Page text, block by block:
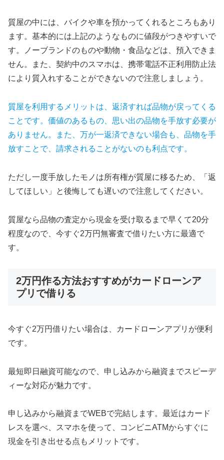
質屋の中には、バイクや車を預かってくれるところもあり
ます。基本的には上記のようなものに値段がつきやすいで
す。ノーブランドのものや動物・食品などは、預入できま
せん。また、契約中のスマホは、携帯電話不正利用防止法
により質入れすることができないので注意しましょう。
質屋を利用するメリットは、返済すれば品物が戻ってくる
ことです。価値のあるもの、思い出の品物を手放す必要が
ありません。また、万が一返済できない場合も、品物を手
放すことで、請求されることがないのも利点です。
ただし一度手放したモノは所有権が質屋に移るため、「返
してほしい」と後悔しても遅いので注意してください。
質屋なら品物の査定から現金を受け取るまで早くて20分
程度なので、今すぐ2万円無審査で借りたい方に最適で
す。
2万円作る方法おすすめがカードローンア
プリで借りる
今すぐ2万円借りたい場合は、カードローンアプリが便利
です。
最短即日融資可能なので、申し込みから融資までスピーデ
ィーな対応が魅力です。
申し込みから融資までWEBで完結します。最近はカード
レスを選べ、スマホを使って、コンビニATMからすぐに
現金を引き出せる点もメリットです。